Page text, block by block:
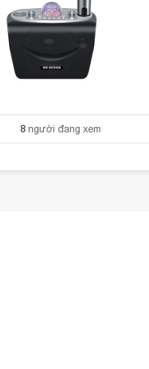
8 người đang xem